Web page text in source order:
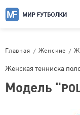
Главная / Женские /
Женская тенниска
Модель "